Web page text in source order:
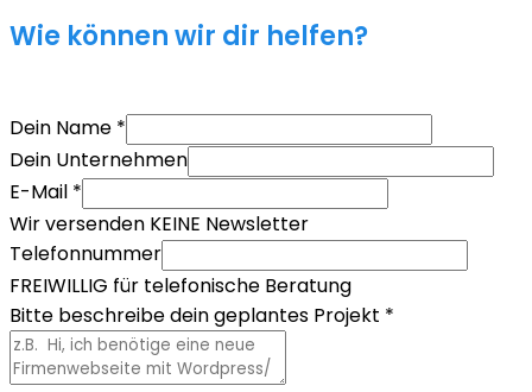
Wie können wir dir helfen?
Dein Name *
Dein Unternehmen
E-Mail *
Wir versenden KEINE Newsletter
Telefonnummer
FREIWILLIG für telefonische Beratung
Bitte beschreibe dein geplantes Projekt *